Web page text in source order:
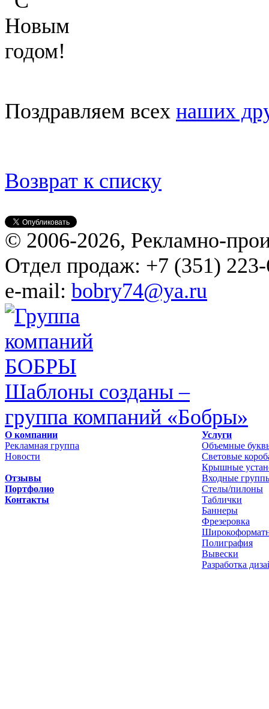
Поздравляем всех наших
Возврат к списку
© 2006-2026, Рекламно-
Отдел продаж: +7 (351)
e-mail: bobry74@ya.ru
Шаблоны созданы –
группа компаний «Бобры»
О компании
Рекламная группа
Новости
Отзывы
Портфолио
Контакты
Услуги
Объемные
Световые
Крышные
Входные
Стелы/пилоны
Таблички
Баннеры
Фрезеровка
Полиграфия
Вывески
Разработка